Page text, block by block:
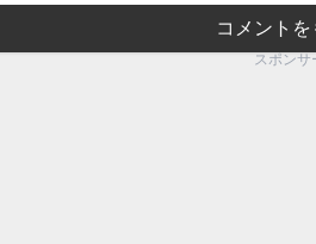
コメント
スポンサ